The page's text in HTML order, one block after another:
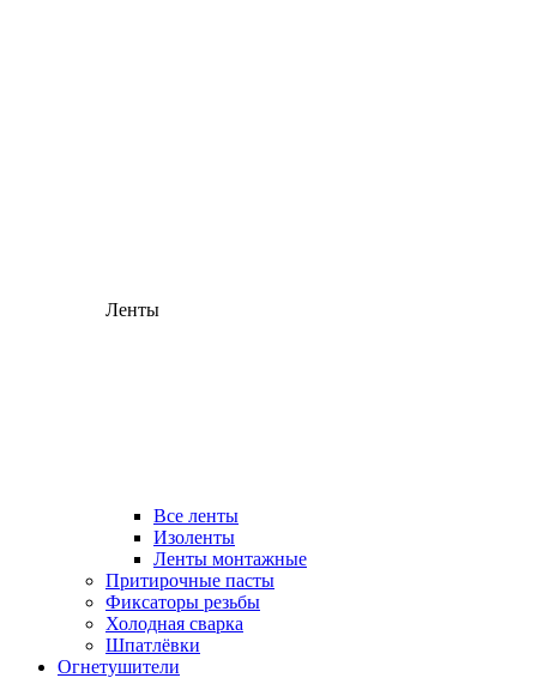
Ленты
Все ленты
Изоленты
Ленты монтажные
Притирочные пасты
Фиксаторы резьбы
Холодная сварка
Шпатлёвки
Огнетушители